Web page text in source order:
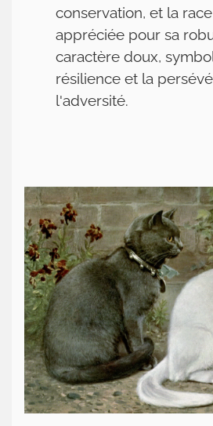
conservation, et la
appréciée pour sa
caractère doux,
résilience et la
l'adversité.